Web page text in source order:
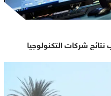
شركات التكنولوجيا